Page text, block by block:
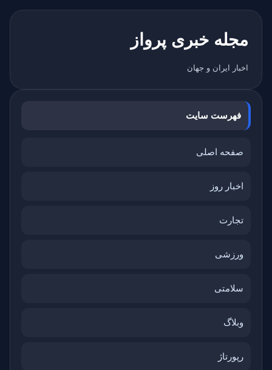
مجله خبری پرواز
اخبار ایران و جهان
فهرست سایت
صفحه اصلی
اخبار روز
تجارت
ورزشی
سلامتی
وبلاگ
رپورتاژ